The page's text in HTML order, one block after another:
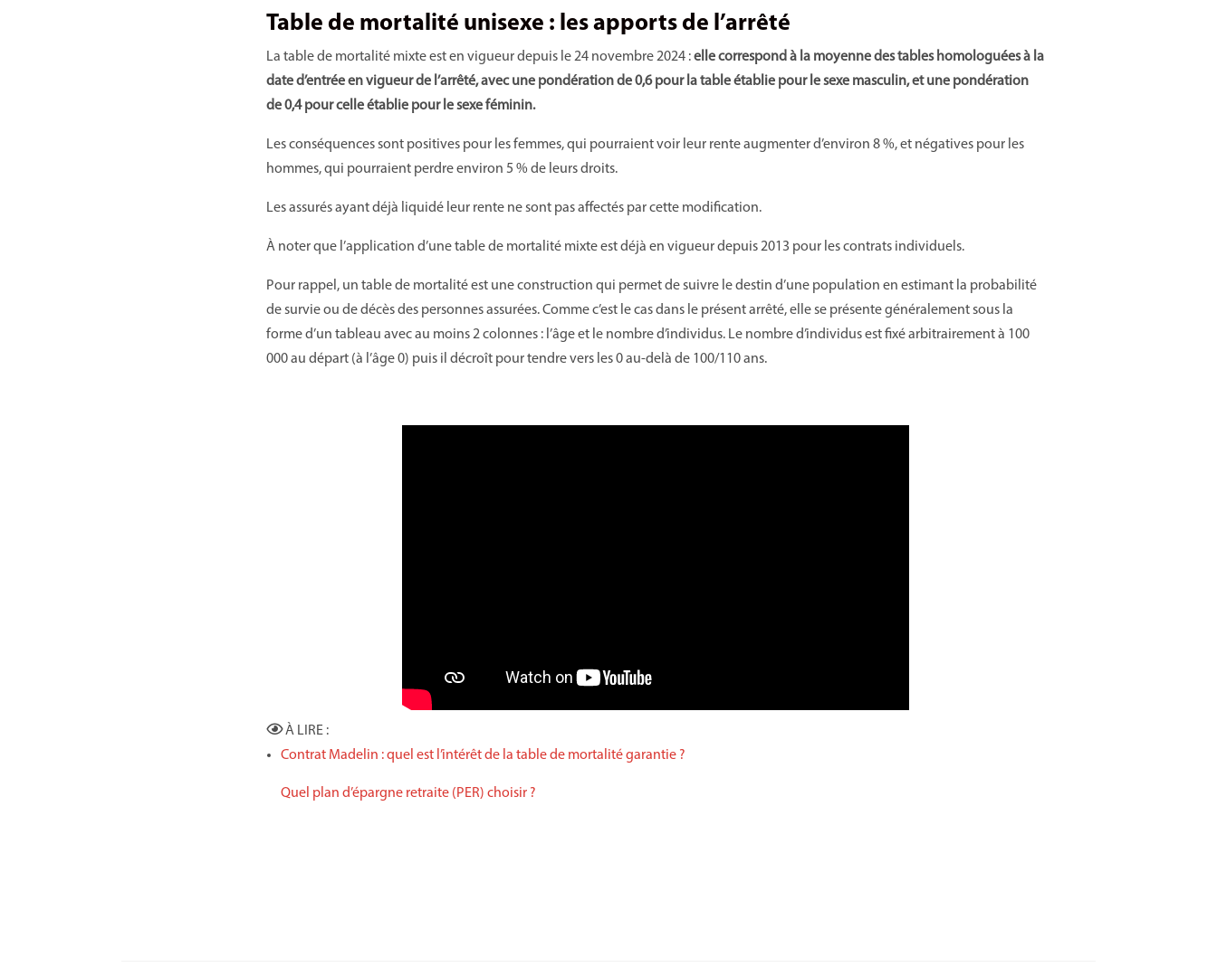
Table de mortalité unisexe : les apports de l’arrêté
La table de mortalité mixte est en vigueur depuis le 24 novembre 2024 :elle correspond à la moyenne des tables homologuées à la
date d’entrée en vigueur de l’arrêté, avec une pondération de 0,6 pour la table établie pour le sexe masculin, et une pondération
de 0,4 pour celle établie pour le sexe féminin.
Les conséquences sont positives pour les femmes, qui pourraient voir leur rente augmenter d’environ 8 %, et négatives pour les
hommes, qui pourraient perdre environ 5 % de leurs droits.
Les assurés ayant déjà liquidé leur rente ne sont pas affectés par cette modification.
À noter que l’application d’une table de mortalité mixte est déjà en vigueur depuis 2013 pour les contrats individuels.
Pour rappel, un table de mortalité est une construction qui permet de suivre le destin d’une population en estimant la probabilité
de survie ou de décès des personnes assurées. Comme c’est le cas dans le présent arrêté, elle se présente généralement sous la
forme d’un tableau avec au moins 2 colonnes : l’âge et le nombre d’individus. Le nombre d’individus est fixé arbitrairement à 100
000 au départ (à l’âge 0) puis il décroît pour tendre vers les 0 au-delà de 100/110 ans.
À LIRE :
Contrat Madelin : quel est l’intérêt de la table de mortalité garantie ?
Quel plan d’épargne retraite (PER) choisir ?